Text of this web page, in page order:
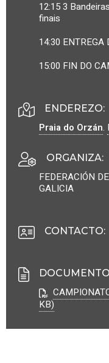
12:15 3
finais
14:30 ENTREGA
15:00 FIN DO
ENDEREZO:
Praia do Orzán.
ORGANIZA:
FEDERACIÓN
GALICIA
CONTACTO:
KB)